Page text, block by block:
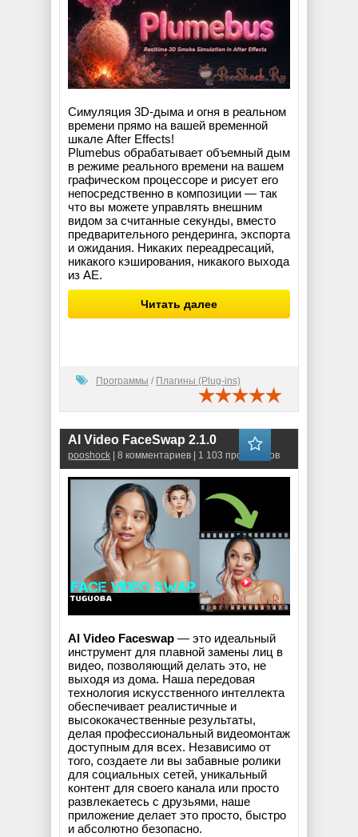
Симуляция 3D-дыма и огня в реальном
времени прямо на вашей временной
шкале After Effects!
Plumebus обрабатывает объемный дым
в режиме реального времени на вашем
графическом процессоре и рисует его
непосредственно в композиции — так
что вы можете управлять внешним
видом за считанные секунды, вместо
предварительного рендеринга, экспорта
и ожидания. Никаких переадресаций,
никакого кэширования, никакого выхода
из AE.
Читать далее
Программы / Плагины (Plug-ins)
AI Video FaceSwap 2.1.0
pooshock | 8 комментариев | 1 103 просмотров
AI Video Faceswap — это идеальный
инструмент для плавной замены лиц в
видео, позволяющий делать это, не
выходя из дома. Наша передовая
технология искусственного интеллекта
обеспечивает реалистичные и
высококачественные результаты,
делая профессиональный видеомонтаж
доступным для всех. Независимо от
того, создаете ли вы забавные ролики
для социальных сетей, уникальный
контент для своего канала или просто
развлекаетесь с друзьями, наше
приложение делает это просто, быстро
и абсолютно безопасно.